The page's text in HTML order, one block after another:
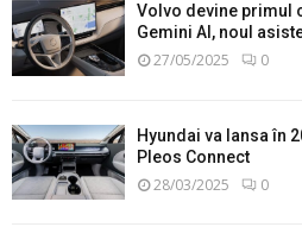
Volvo devine primul
Gemini AI, noul
27/05/2025 0
Hyundai va lansa în
Pleos Connect
28/03/2025 0